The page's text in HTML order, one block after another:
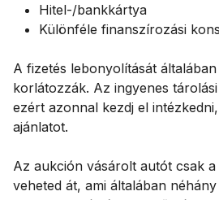
Hitel-/bankkártya
Különféle finanszírozási
A fizetés lebonyolítását
korlátozzák. Az ingyenes
ezért azonnal kezdj el
ajánlatot.
Az aukción vásárolt autót csak
veheted át, ami általában